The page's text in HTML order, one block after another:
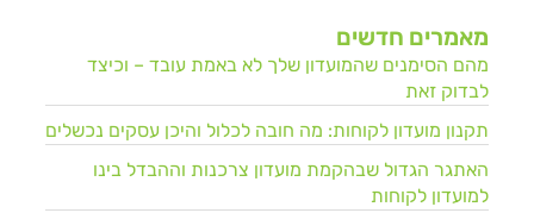
מאמרים חדשים
מהם הסימנים שהמועדון שלך לא באמת עובד – וכיצד
לבדוק זאת
תקנון מועדון לקוחות: מה חובה לכלול והיכן עסקים נכשלים
האתגר הגדול שבהקמת מועדון צרכנות וההבדל בינו
למועדון לקוחות